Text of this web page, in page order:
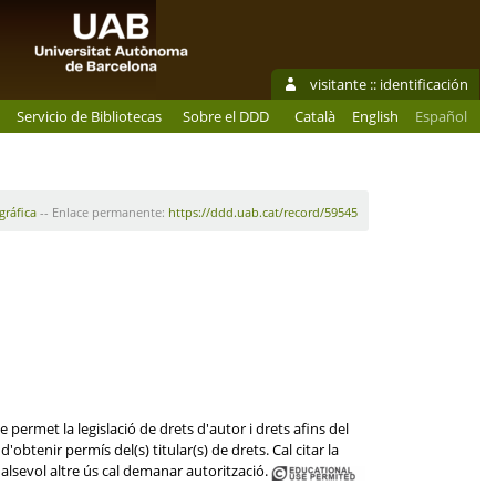
visitante :: identificación
Servicio de Bibliotecas Sobre el DDD Català English Español
-- Enlace permanente: https://ddd.uab.cat/record/59545
la legislació de drets d'autor i drets afins del
permís del(s) titular(s) de drets. Cal citar la
altre ús cal demanar autorització.